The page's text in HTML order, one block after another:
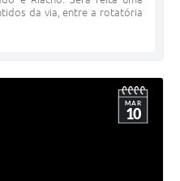
da via, entre a rotatória
MAR
10